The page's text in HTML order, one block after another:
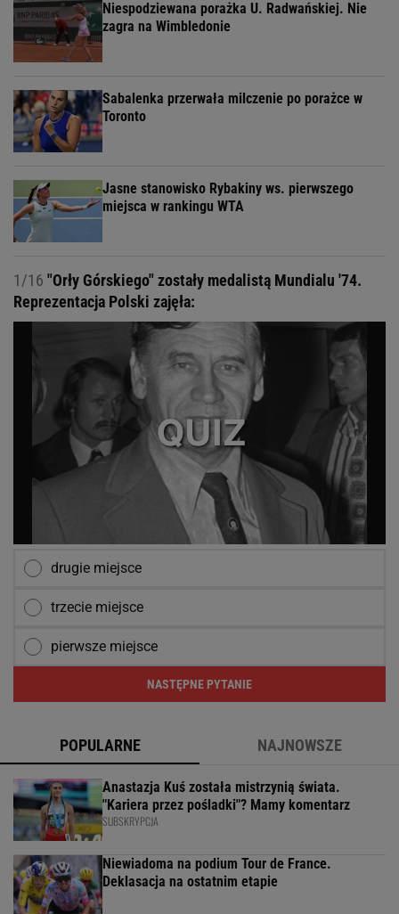
Niespodziewana porażka U. Radwańskiej. Nie
zagra na Wimbledonie
Sabalenka przerwała milczenie po porażce w
Toronto
Jasne stanowisko Rybakiny ws. pierwszego
miejsca w rankingu WTA
1/16 "Orły Górskiego" zostały medalistą Mundialu '74.
Reprezentacja Polski zajęła:
drugie miejsce
trzecie miejsce
pierwsze miejsce
NASTĘPNE PYTANIE
POPULARNE NAJNOWSZE
Anastazja Kuś została mistrzynią świata.
"Kariera przez pośladki"? Mamy komentarz
SUBSKRYPCJA
Niewiadoma na podium Tour de France.
Deklasacja na ostatnim etapie